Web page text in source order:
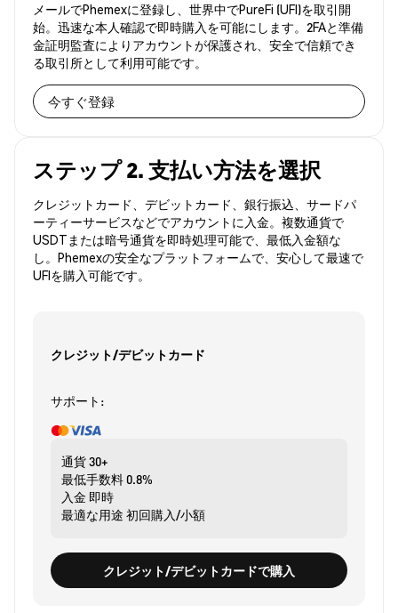
メールでPhemexに登録し、世界中でPureFi (UFI)を取引開
始。迅速な本人確認で即時購入を可能にします。2FAと準備
金証明監査によりアカウントが保護され、安全で信頼でき
る取引所として利用可能です。
今すぐ登録
ステップ 2. 支払い方法を選択
クレジットカード、デビットカード、銀行振込、サードパ
ーティーサービスなどでアカウントに入金。複数通貨で
USDTまたは暗号通貨を即時処理可能で、最低入金額な
し。Phemexの安全なプラットフォームで、安心して最速で
UFIを購入可能です。
クレジット/デビットカード
サポート:
通貨30+
最低手数料0.8%
入金 即時
最適な用途 初回購入/小額
クレジット/デビットカードで購入